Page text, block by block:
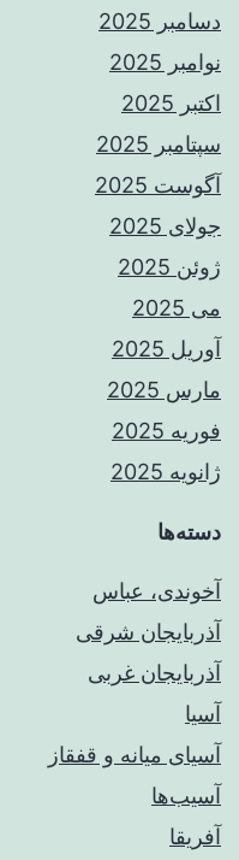
دسامبر 2025
نوامبر 2025
اکتبر 2025
سپتامبر 2025
آگوست 2025
جولای 2025
ژوئن 2025
می 2025
آوریل 2025
مارس 2025
فوریه 2025
ژانویه 2025
دسته‌ها
آخوندی، عباس
آذربایجان شرقی
آذربایجان غربی
آسیا
آسیای میانه و قفقاز
آسیب‌ها
آفریقا